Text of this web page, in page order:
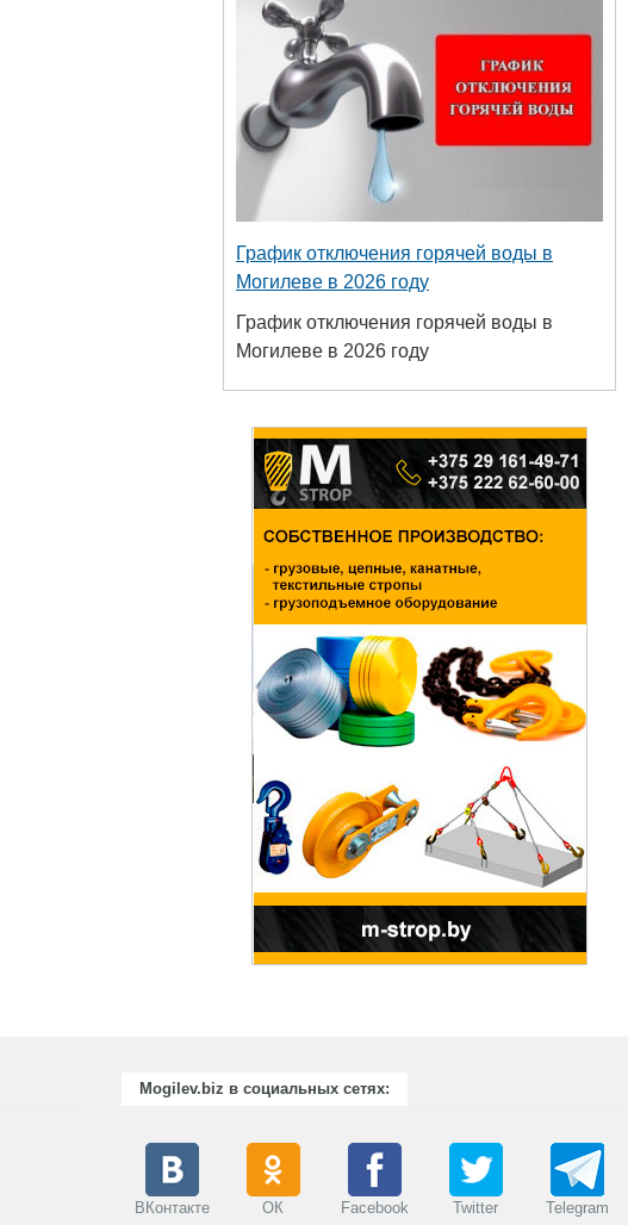
График отключения горячей воды в
Могилеве в 2026 году
График отключения горячей воды в
Могилеве в 2026 году
Mogilev.biz в социальных сетях:
ВКонтакте ОК Facebook Twitter Telegram